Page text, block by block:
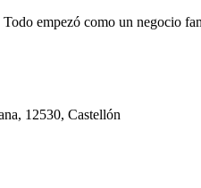
empezó como un negocio
12530, Castellón